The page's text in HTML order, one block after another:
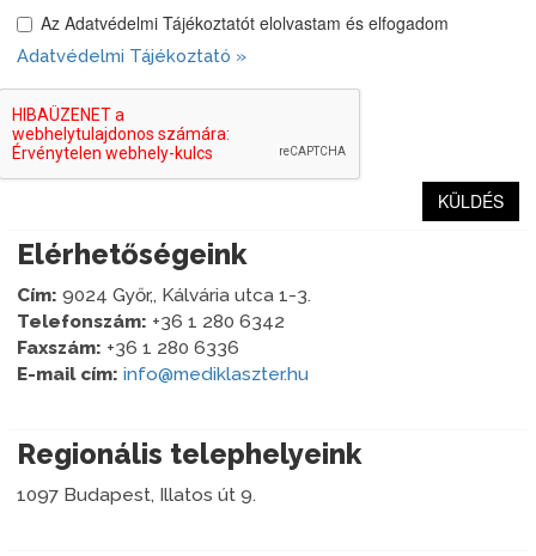
Az Adatvédelmi Tájékoztatót elolvastam és elfogadom
Adatvédelmi Tájékoztató »
KÜLDÉS
Elérhetőségeink
Cím: 9024 Győr,, Kálvária utca 1-3.
Telefonszám: +36 1 280 6342
Faxszám: +36 1 280 6336
E-mail cím: info@mediklaszter.hu
Regionális telephelyeink
1097 Budapest, Illatos út 9.